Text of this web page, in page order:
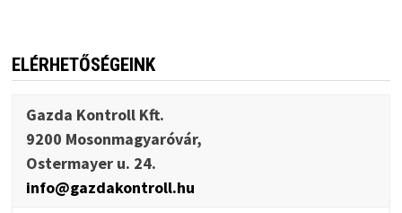
ELÉRHETŐSÉGEINK
Gazda Kontroll Kft.
9200 Mosonmagyaróvár,
Ostermayer u. 24.
info@gazdakontroll.hu